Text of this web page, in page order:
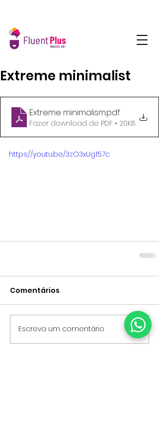
Extreme minimalist
Extreme minimalism.pdf
Fazer download de PDF • 20KB
https://youtu.be/3zO3xUg157c
Comentários
Escreva um comentário